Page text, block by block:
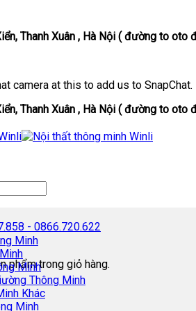
Thanh Xuân , Hà Nội ( đường to oto
camera at this to add us to SnapChat.
Thanh Xuân , Hà Nội ( đường to oto
- 0866.720.622
phẩm trong giỏ hàng.
Minh
Minh
Thông Minh
Khác
Minh